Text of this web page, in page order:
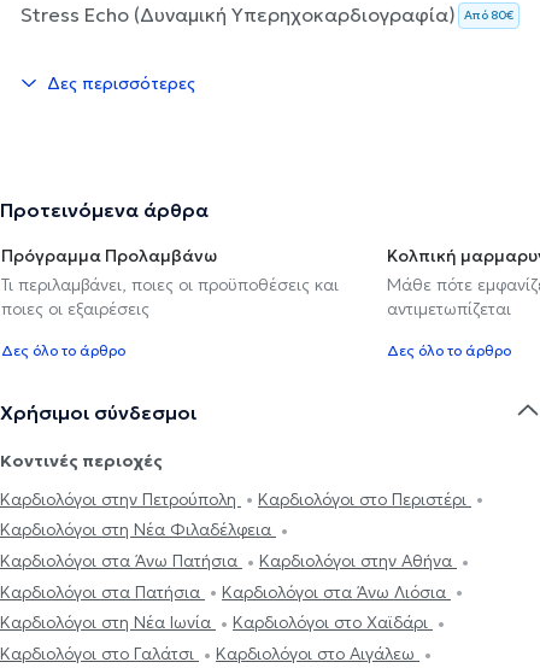
Stress Echo (Δυναμική Υπερηχοκαρδιογραφία) Aπό 80€
Δες περισσότερες
Προτεινόμενα άρθρα
Πρόγραμμα Προλαμβάνω
Τι περιλαμβάνει, ποιες οι προϋποθέσεις και
ποιες οι εξαιρέσεις
Δες όλο το άρθρο
Κολπική
Μάθε πότε
αντιμετωπίζεται
Δες όλο το άρθρο
Χρήσιμοι σύνδεσμοι
Κοντινές περιοχές
Καρδιολόγοι στην Πετρούπολη
Καρδιολόγοι στο Περιστέρι
Καρδιολόγοι στη Νέα Φιλαδέλφεια
Καρδιολόγοι στα Άνω Πατήσια
Καρδιολόγοι στην Αθήνα
Καρδιολόγοι στα Πατήσια
Καρδιολόγοι στα Άνω Λιόσια
Καρδιολόγοι στη Νέα Ιωνία
Καρδιολόγοι στο Χαϊδάρι
Καρδιολόγοι στο Γαλάτσι
Καρδιολόγοι στο Αιγάλεω